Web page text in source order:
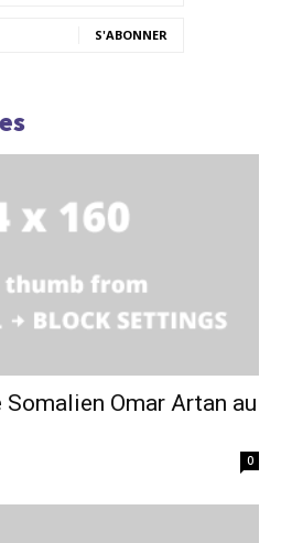
S'ABONNER
Somalien Omar Artan au
0